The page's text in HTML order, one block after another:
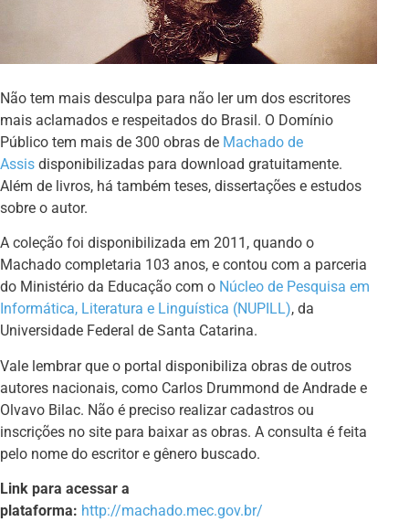
Não tem mais desculpa para não ler um dos escritores
mais aclamados e respeitados do Brasil. O Domínio
Público tem mais de 300 obras de Machado de
Assis disponibilizadas para download gratuitamente.
Além de livros, há também teses, dissertações e estudos
sobre o autor.
A coleção foi disponibilizada em 2011, quando o
Machado completaria 103 anos, e contou com a parceria
do Ministério da Educação com o Núcleo de Pesquisa em
Informática, Literatura e Linguística (NUPILL), da
Universidade Federal de Santa Catarina.
Vale lembrar que o portal disponibiliza obras de outros
autores nacionais, como Carlos Drummond de Andrade e
Olvavo Bilac. Não é preciso realizar cadastros ou
inscrições no site para baixar as obras. A consulta é feita
pelo nome do escritor e gênero buscado.
Link para acessar a
plataforma: http://machado.mec.gov.br/